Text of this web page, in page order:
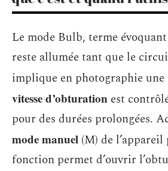
Le mode Bulb, terme
reste allumée tant que le
implique en photographie
vitesse d’obturation est
pour des durées prolongées.
mode manuel (M) de
fonction permet d’ouvrir